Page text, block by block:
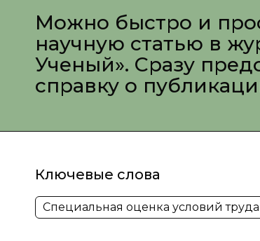
Можно быстро и
научную статью в
Ученый». Сразу
справку о
Ключевые слова
Специальная оценка условий труда